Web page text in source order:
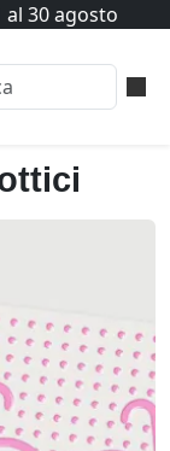
30 agosto